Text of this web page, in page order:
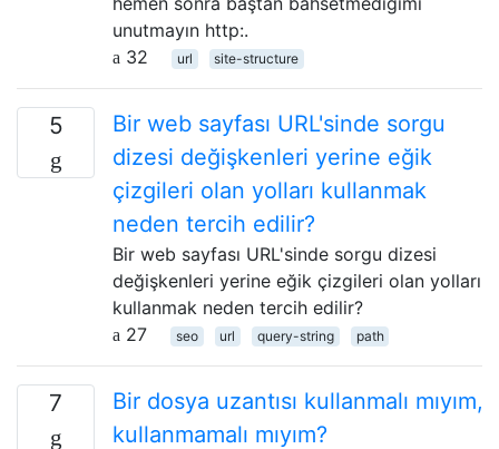
unutmayın http:.
32
url site-structure
5
Bir web sayfası URL'sinde sorgu
dizesi değişkenleri yerine eğik
çizgileri olan yolları kullanmak
neden tercih edilir?
Bir web sayfası URL'sinde sorgu dizesi
değişkenleri yerine eğik çizgileri olan yolları
kullanmak neden tercih edilir?
27
seo url query-string path
7
Bir dosya uzantısı kullanmalı mıyım,
kullanmamalı mıyım?